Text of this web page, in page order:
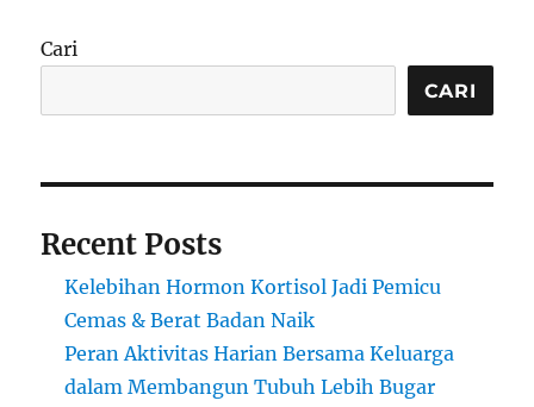
Cari
CARI
Recent Posts
Kelebihan Hormon Kortisol Jadi Pemicu
Cemas & Berat Badan Naik
Peran Aktivitas Harian Bersama Keluarga
dalam Membangun Tubuh Lebih Bugar